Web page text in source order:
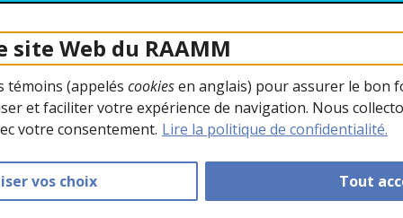
site Web du RAAMM
témoins (appelés cookiesen anglais) pour assurer le bon
et faciliter votre expérience de navigation. Nous
votre consentement. Lire la politique de confidentialité.
vos choix Tout
fenêtre.
fenêtre.
fenêtre.